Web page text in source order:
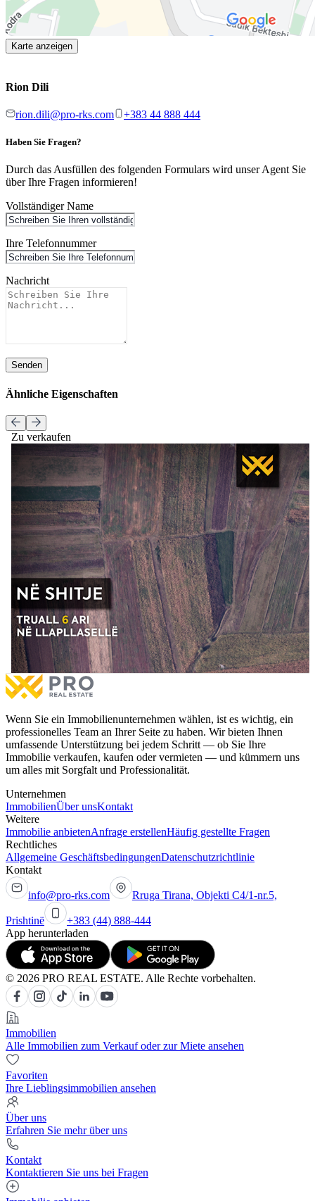
Karte anzeigen
Rion Dili
rion.dili@pro-rks.com +383 44 888 444
Haben Sie Fragen?
Durch das Ausfüllen des folgenden Formulars wird unser Agent Sie
über Ihre Fragen informieren!
Vollständiger Name
Ihre Telefonnummer
Nachricht
Senden
Ähnliche Eigenschaften
Zu verkaufen
Grundstück 6 Ar in #VERKAUF in Llapllasellë.
Grundstück 6 Ar in #VERKAUF in Llapllasellë.
€3,000/ ari zu verkaufen
Mit Besitzurkunde
Dokumentation mit Notar
Wenn Sie ein Immobilienunternehmen wählen, ist es wichtig, ein
professionelles Team an Ihrer Seite zu haben. Wir bieten Ihnen
umfassende Unterstützung bei jedem Schritt — ob Sie Ihre
Immobilie verkaufen, kaufen oder vermieten — und kümmern uns
um alles mit Sorgfalt und Professionalität.
Unternehmen
ImmobilienÜber unsKontakt
Weitere
Immobilie anbietenAnfrage erstellenHäufig gestellte Fragen
Rechtliches
Allgemeine GeschäftsbedingungenDatenschutzrichtlinie
Kontakt
info@pro-rks.com Rruga Tirana, Objekti C4/1-nr.5,
Prishtinë
+383 (44) 888-444
App herunterladen
© 2026 PRO REAL ESTATE. Alle Rechte vorbehalten.
Immobilien
Alle Immobilien zum Verkauf oder zur Miete ansehen
Favoriten
Ihre Lieblingsimmobilien ansehen
Über uns
Erfahren Sie mehr über uns
Kontakt
Kontaktieren Sie uns bei Fragen